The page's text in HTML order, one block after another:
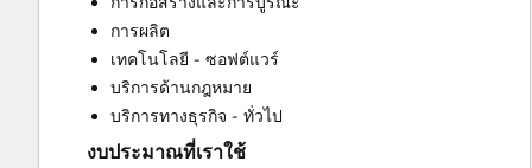
Custom API Integrations
Customer Success Training
Email Marketing
Full Inbound Marketing Services
Help Desk Implementation
HubSpot Onboarding
การผลิต
เทคโนโลยี - ซอฟต์แวร์
บริการด้านกฎหมาย
บริการทางธุรกิจ - ทั่วไป
งบประมาณที่เราใช้